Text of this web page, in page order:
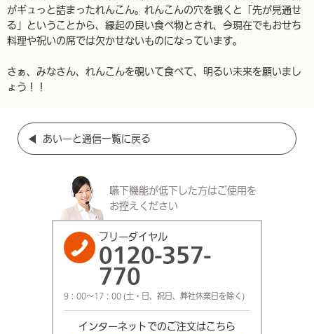
がギュっと詰まったれんこん。れんこんの穴を覗くと「先が見通せ
る」ということから、縁起の良い食べ物とされ、今現在でもおせち
料理や祝いの席では欠かせないものになっています。
さぁ、みなさん、れんこんを覗いて食べて、明るい未来を願いまし
ょう！！
あいーと通信一覧に戻る
嚥下機能が低下した方はご使用を
お控えください
フリーダイヤル
0120-357-
770
9：00～17：00 (土・日、祝日、弊社休業日を除く)
インターネットでのご注文はこちら